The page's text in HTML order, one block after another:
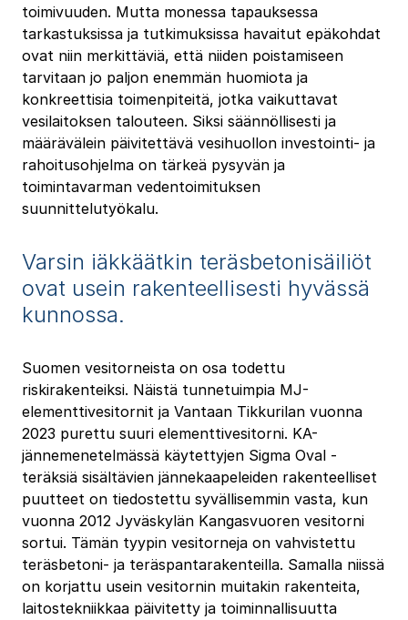
toimivuuden. Mutta monessa tapauksessa
tarkastuksissa ja tutkimuksissa havaitut epäkohdat
ovat niin merkittäviä, että niiden poistamiseen
tarvitaan jo paljon enemmän huomiota ja
konkreettisia toimenpiteitä, jotka vaikuttavat
vesilaitoksen talouteen. Siksi säännöllisesti ja
määrävälein päivitettävä vesihuollon investointi- ja
rahoitusohjelma on tärkeä pysyvän ja
toimintavarman vedentoimituksen
suunnittelutyökalu.
Varsin iäkkäätkin teräsbetonisäiliöt
ovat usein rakenteellisesti hyvässä
kunnossa.
Suomen vesitorneista on osa todettu
riskirakenteiksi. Näistä tunnetuimpia MJ-
elementtivesitornit ja Vantaan Tikkurilan vuonna
2023 purettu suuri elementtivesitorni. KA-
jännemenetelmässä käytettyjen Sigma Oval -
teräksiä sisältävien jännekaapeleiden rakenteelliset
puutteet on tiedostettu syvällisemmin vasta, kun
vuonna 2012 Jyväskylän Kangasvuoren vesitorni
sortui. Tämän tyypin vesitorneja on vahvistettu
teräsbetoni- ja teräspantarakenteilla. Samalla niissä
on korjattu usein vesitornin muitakin rakenteita,
laitostekniikkaa päivitetty ja toiminnallisuutta